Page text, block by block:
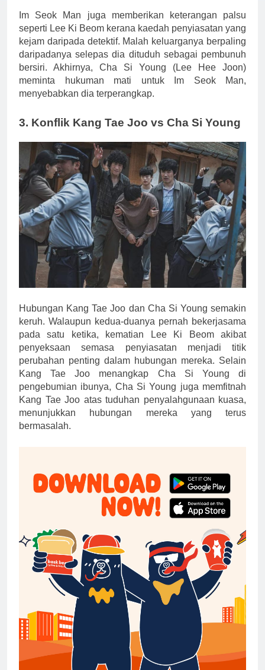
Im Seok Man juga memberikan keterangan palsu
seperti Lee Ki Beom kerana kaedah penyiasatan yang
kejam daripada detektif. Malah keluarganya berpaling
daripadanya selepas dia dituduh sebagai pembunuh
bersiri. Akhirnya, Cha Si Young (Lee Hee Joon)
meminta hukuman mati untuk Im Seok Man,
menyebabkan dia terperangkap.
3. Konflik Kang Tae Joo vs Cha Si Young
Hubungan Kang Tae Joo dan Cha Si Young semakin
keruh. Walaupun kedua-duanya pernah bekerjasama
pada satu ketika, kematian Lee Ki Beom akibat
penyeksaan semasa penyiasatan menjadi titik
perubahan penting dalam hubungan mereka. Selain
Kang Tae Joo menangkap Cha Si Young di
pengebumian ibunya, Cha Si Young juga memfitnah
Kang Tae Joo atas tuduhan penyalahgunaan kuasa,
menunjukkan hubungan mereka yang terus
bermasalah.